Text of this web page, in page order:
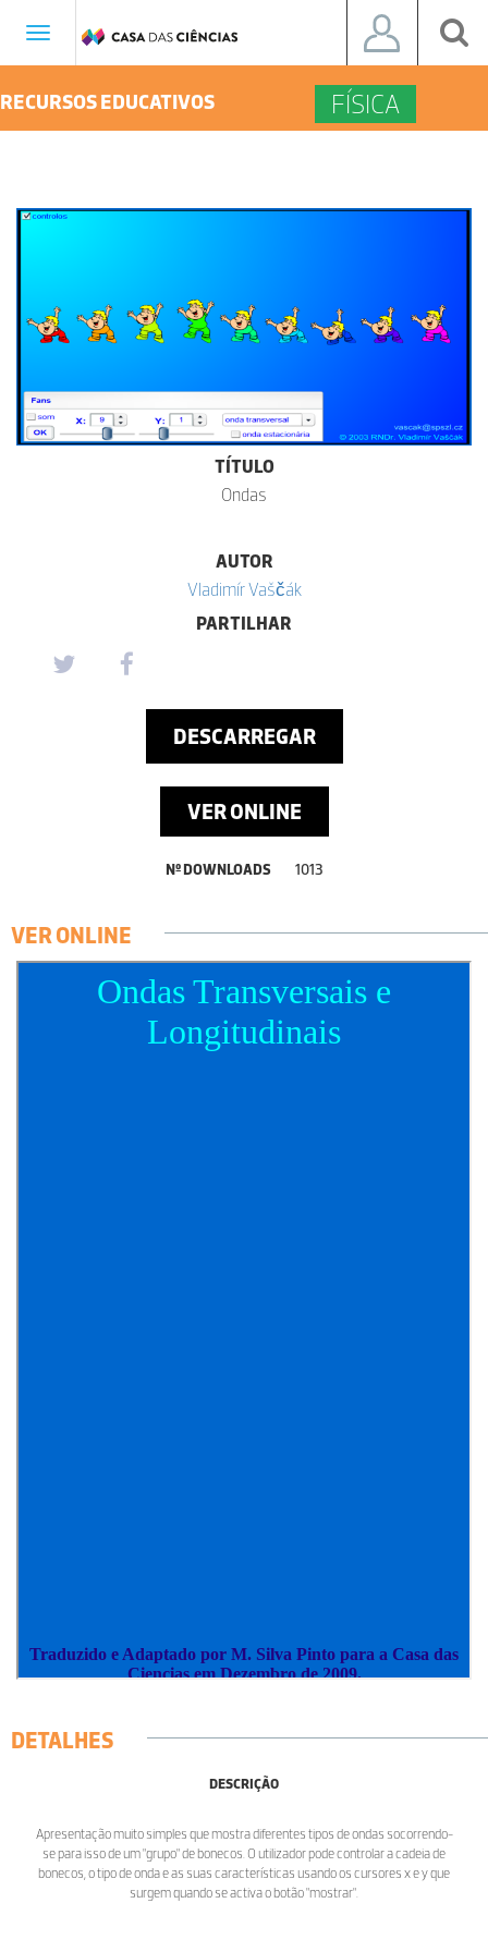
Toggle
RECURSOS EDUCATIVOS FÍSICA
TÍTULO
Ondas
AUTOR
Vladimír Vaščák
PARTILHAR
DESCARREGAR
VER ONLINE
Nº DOWNLOADS 1013
VER ONLINE
DETALHES
DESCRIÇÃO
Apresentação muito simples que mostra diferentes tipos de ondas socorrendo-
se para isso de um "grupo" de bonecos. O utilizador pode controlar a cadeia de
bonecos, o tipo de onda e as suas características usando os cursores x e y que
surgem quando se activa o botão "mostrar".